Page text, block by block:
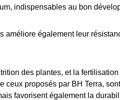
indispensables au bon
également leur
des plantes, et la
proposés par BH Terra,
favorisent également la